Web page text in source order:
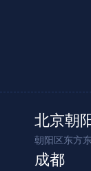
北京朝
朝阳区东方
成都